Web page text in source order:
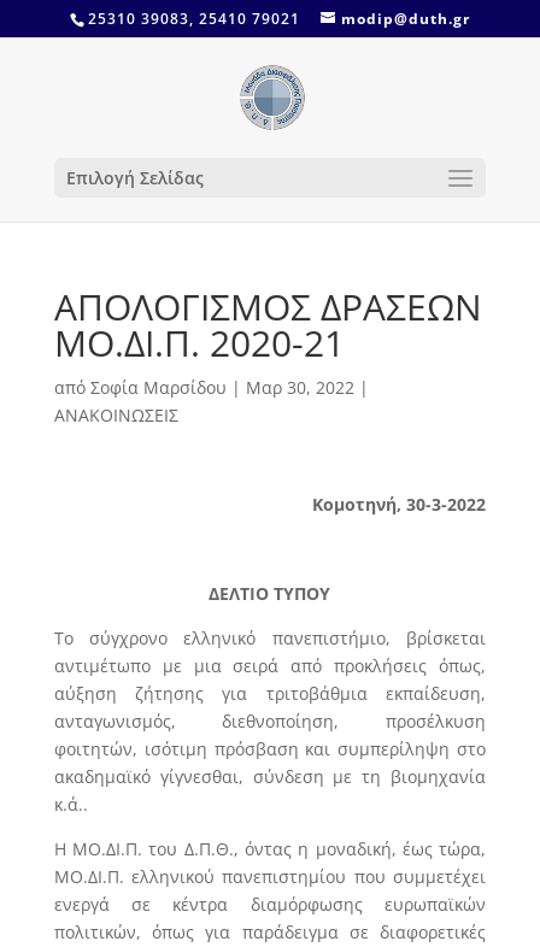
25310 39083, 25410 79021 modip@duth.gr
Επιλογή Σελίδας
ΑΠΟΛΟΓΙΣΜΟΣ ΔΡΑΣΕΩΝ
ΜΟ.ΔΙ.Π. 2020-21
από Σοφία Μαρσίδου | Μαρ 30, 2022|
ΑΝΑΚΟΙΝΩΣΕΙΣ
Κομοτηνή, 30-3-2022
ΔΕΛΤΙΟ ΤΥΠΟΥ
Το σύγχρονο ελληνικό πανεπιστήμιο, βρίσκεται
αντιμέτωπο με μια σειρά από προκλήσεις όπως,
αύξηση ζήτησης για τριτοβάθμια εκπαίδευση,
ανταγωνισμός, διεθνοποίηση, προσέλκυση
φοιτητών, ισότιμη πρόσβαση και συμπερίληψη στο
ακαδημαϊκό γίγνεσθαι, σύνδεση με τη βιομηχανία
κ.ά..
Η ΜΟ.ΔΙ.Π. του Δ.Π.Θ., όντας η μοναδική, έως τώρα,
ΜΟ.ΔΙ.Π. ελληνικού πανεπιστημίου που συμμετέχει
ενεργά σε κέντρα διαμόρφωσης ευρωπαϊκών
πολιτικών, όπως για παράδειγμα σε διαφορετικές